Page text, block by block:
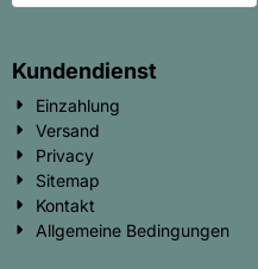
Kundendienst
Einzahlung
Versand
Privacy
Sitemap
Kontakt
Allgemeine Bedingungen